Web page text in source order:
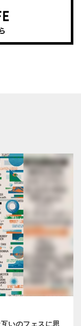
いのフェスに思